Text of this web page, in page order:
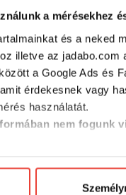
a mérésekhez
és a neked
illetve az jadabo.com
a Google Ads és
érdekesnek vagy
használatát.
nem fogunk
Daiwa N'Zon
(#M)
1 141 Ft